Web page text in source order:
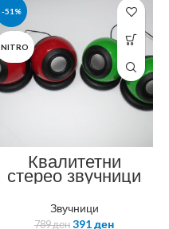
-51%
NITRO
Квалитетни
стерео звучници
N-SOUND BALL
3, USB, RMS 2 x
3W
Звучници
789ден 391ден